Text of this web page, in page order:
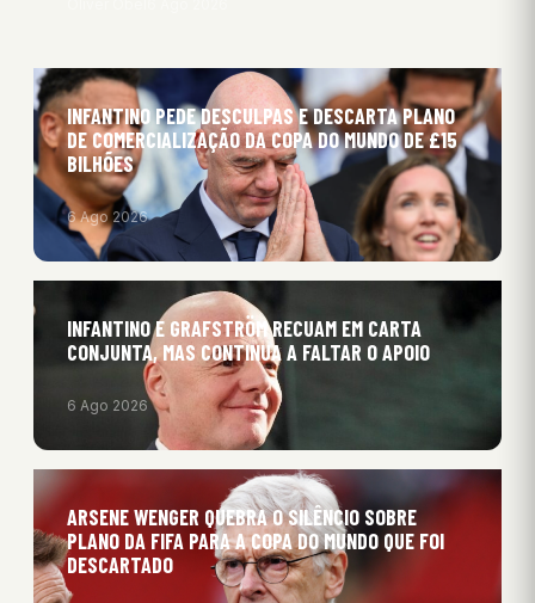
INFANTINO PEDE DESCULPAS E DESCARTA PLANO
DE COMERCIALIZAÇÃO DA COPA DO MUNDO DE £15
BILHÕES
6 Ago 2026
INFANTINO E GRAFSTRÖM RECUAM EM CARTA
CONJUNTA, MAS CONTINUA A FALTAR O APOIO
6 Ago 2026
ARSENE WENGER QUEBRA O SILÊNCIO SOBRE
PLANO DA FIFA PARA A COPA DO MUNDO QUE FOI
DESCARTADO